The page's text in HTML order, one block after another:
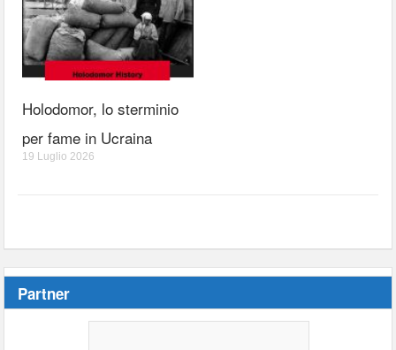
Holodomor, lo sterminio
per fame in Ucraina
19 Luglio 2026
Partner